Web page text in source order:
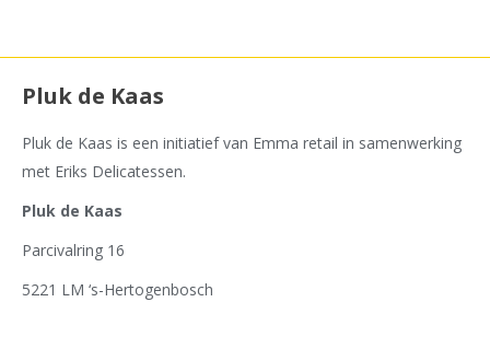
Pluk de Kaas
Pluk de Kaas is een initiatief van Emma retail in samenwerking
met Eriks Delicatessen.
Pluk de Kaas
Parcivalring 16
5221 LM ‘s-Hertogenbosch